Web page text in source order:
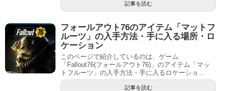
記事を読む
フォールアウト76のアイテム「マットフ
ルーツ」の入手方法・手に入る場所・ロ
ケーション
このページで紹介しているのは、ゲーム
「Fallout76(フォールアウト76)」のアイテム「マッ
トフルーツ」の入手方法・手に入るロケーショ...
記事を読む